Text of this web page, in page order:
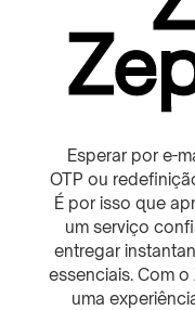
Esperar por e-
OTP ou
É por isso que
um serviço
entregar
essenciais. Com
uma